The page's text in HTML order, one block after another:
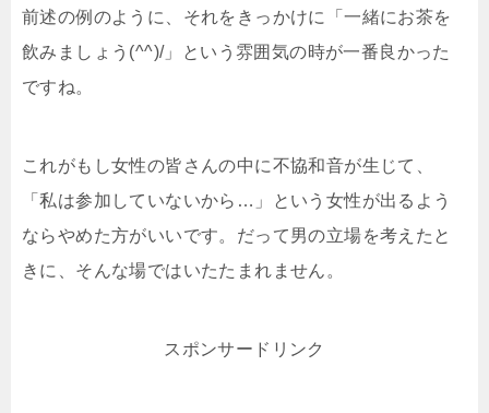
前述の例のように、それをきっかけに「一緒にお茶を
飲みましょう(^^)/」という雰囲気の時が一番良かった
ですね。
これがもし女性の皆さんの中に不協和音が生じて、
「私は参加していないから…」という女性が出るよう
ならやめた方がいいです。だって男の立場を考えたと
きに、そんな場ではいたたまれません。
スポンサードリンク